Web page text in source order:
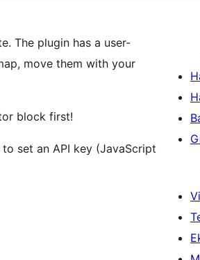
The plugin has a user-
move them with your
block first!
set an API key (JavaScript